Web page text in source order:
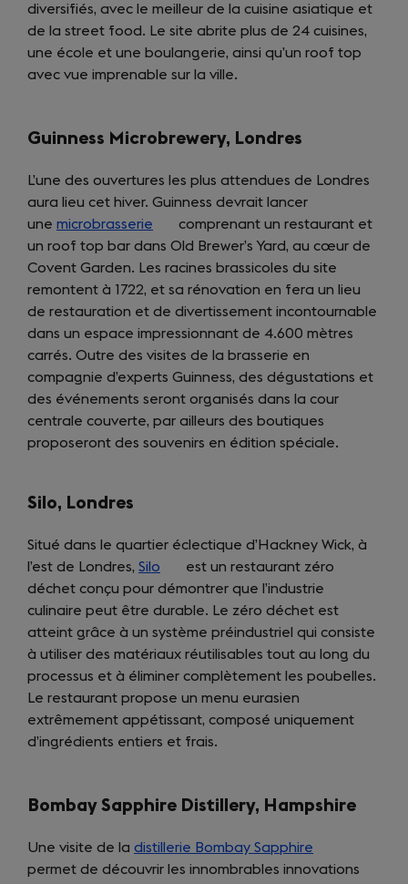
tab)
diversifiés, avec le meilleur de la cuisine asiatique et
de la street food. Le site abrite plus de 24 cuisines,
une école et une boulangerie, ainsi qu’un roof top
avec vue imprenable sur la ville.
Guinness Microbrewery, Londres
L’une des ouvertures les plus attendues de Londres
aura lieu cet hiver. Guinness devrait lancer
une microbrasserie (opens
in
a
new
tab)
comprenant un restaurant et
un roof top bar dans Old Brewer’s Yard, au cœur de
Covent Garden. Les racines brassicoles du site
remontent à 1722, et sa rénovation en fera un lieu
de restauration et de divertissement incontournable
dans un espace impressionnant de 4.600 mètres
carrés. Outre des visites de la brasserie en
compagnie d’experts Guinness, des dégustations et
des événements seront organisés dans la cour
centrale couverte, par ailleurs des boutiques
proposeront des souvenirs en édition spéciale.
Silo, Londres
Situé dans le quartier éclectique d’Hackney Wick, à
l’est de Londres, Silo (opens
in
a
new
tab)
est un restaurant zéro
déchet conçu pour démontrer que l’industrie
culinaire peut être durable. Le zéro déchet est
atteint grâce à un système préindustriel qui consiste
à utiliser des matériaux réutilisables tout au long du
processus et à éliminer complètement les poubelles.
Le restaurant propose un menu eurasien
extrêmement appétissant, composé uniquement
d’ingrédients entiers et frais.
Bombay Sapphire Distillery, Hampshire
Une visite de la distillerie Bombay Sapphire
in
permet de découvrir les innombrables innovations